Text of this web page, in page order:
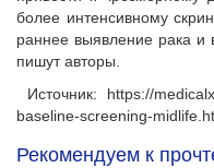
более интенсивному
раннее выявление рака и
пишут авторы.
Источник: https://
baseline-screening-
Рекомендуем к